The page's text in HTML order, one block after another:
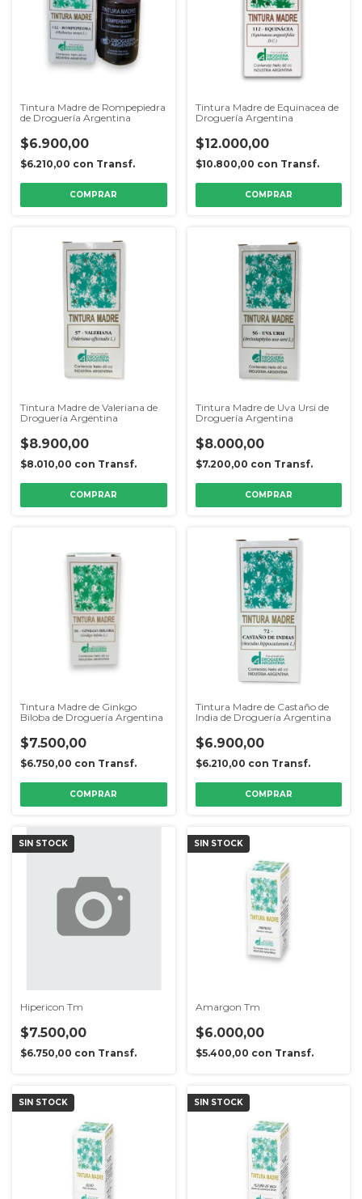
Tintura Madre de Rompepiedra
de Droguería Argentina
$6.900,00
$6.210,00 con Transf.
Tintura Madre de Equinacea de
Droguería Argentina
$12.000,00
$10.800,00 con Transf.
Tintura Madre de Valeriana de
Droguería Argentina
$8.900,00
$8.010,00 con Transf.
Tintura Madre de Uva Ursi de
Droguería Argentina
$8.000,00
$7.200,00 con Transf.
Tintura Madre de Ginkgo
Biloba de Droguería Argentina
$7.500,00
$6.750,00 con Transf.
Tintura Madre de Castaño de
India de Droguería Argentina
$6.900,00
$6.210,00 con Transf.
SIN STOCK
Hipericon Tm
$7.500,00
$6.750,00 con Transf.
SIN STOCK
Amargon Tm
$6.000,00
$5.400,00 con Transf.
SIN STOCK SIN STOCK